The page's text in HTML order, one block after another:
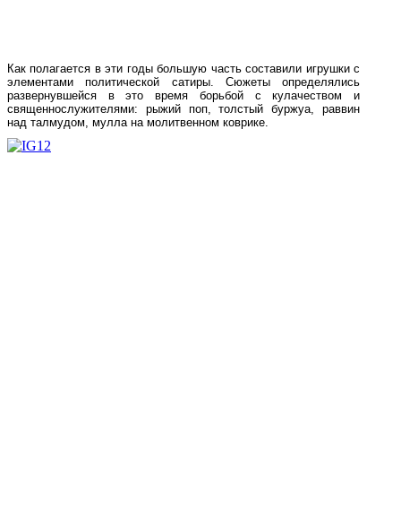
Как полагается в эти годы большую часть составили игрушки с
элементами политической сатиры. Сюжеты определялись
развернувшейся в это время борьбой с кулачеством и
священнослужителями: рыжий поп, толстый буржуа, раввин
над талмудом, мулла на молитвенном коврике.